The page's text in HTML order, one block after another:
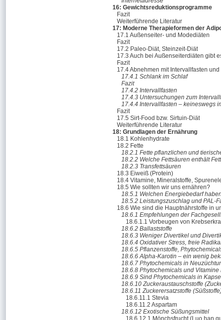
16: Gewichtsreduktionspro­gramme
Fazit
Weiterführende Literatur
17: Moderne Therapieformen der
17.1 Außenseiter- und Modediäten
Fazit
17.2 Paleo-Diät, Steinzeit-Diät
17.3 Auch bei Außenseiterdiäten gibt
Fazit
17.4 Abnehmen mit Intervallfasten und
17.4.1 Schlank im Schlaf
Fazit
17.4.2 Intervallfasten
17.4.3 Untersuchungen zum
17.4.4 Intervallfasten – keineswegs
Fazit
17.5 Sirt-Food bzw. Sirtuin-Diät
Weiterführende Literatur
18: Grundlagen der Ernährung
18.1 Kohlenhydrate
18.2 Fette
18.2.1 Fette pflanzlichen und
18.2.2 Welche Fettsäuren enthält
18.2.3 Transfettsäuren
18.3 Eiweiß (Protein)
18.4 Vitamine, Mineralstoffe,
18.5 Wie sollten wir uns ernähren?
18.5.1 Welchen Energiebedarf
18.5.2 Leistungszuschlag und PAL-
18.6 Wie sind die Hauptnährstoffe in
18.6.1 Empfehlungen der
18.6.1.1 Vorbeugen von
18.6.2 Ballaststoffe
18.6.3 Weniger Divertikel und
18.6.4 Oxidativer Stress, freie
18.6.5 Pflanzenstoffe,
18.6.6 Alpha-Karotin – ein wenig
18.6.7 Phytochemicals in
18.6.8 Phytochemicals und
18.6.9 Sind Phytochemicals in
18.6.10 Zuckeraustauschstoffe
18.6.11 Zuckerersatzstoffe
18.6.11.1 Stevia
18.6.11.2 Aspartam
18.6.12 Exotische Süßungsmittel
18.6.12.1 Mönchsfrucht (Luo han